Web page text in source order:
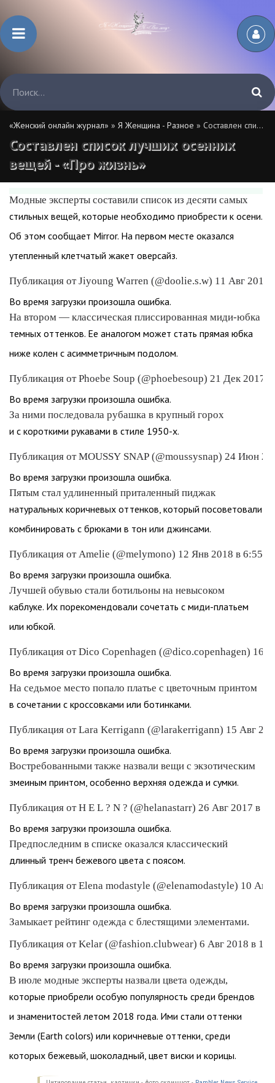
«Женский онлайн журнал» » Я Женщина - Разное » Составлен список лучших осенних вещей - «Про жизнь»
Составлен список лучших осенних
вещей - «Про жизнь»
Модные эксперты составили список из десяти самых
стильных вещей, которые необходимо приобрести к осени.
Об этом сообщает Mirror. На первом месте оказался
утепленный клетчатый жакет оверсайз.
Публикация от Jiyoung Warren (@doolie.s.w) 11 Авг 2018
Во время загрузки произошла ошибка.
На втором — классическая плиссированная миди-юбка
темных оттенков. Ее аналогом может стать прямая юбка
ниже колен с асимметричным подолом.
Публикация от Phoebe Soup (@phoebesoup) 21 Дек 2017 в
Во время загрузки произошла ошибка.
За ними последовала рубашка в крупный горох
и с короткими рукавами в стиле 1950-х.
Публикация от MOUSSY SNAP (@moussysnap) 24 Июн
Во время загрузки произошла ошибка.
Пятым стал удлиненный приталенный пиджак
натуральных коричневых оттенков, который посоветовали
комбинировать с брюками в тон или джинсами.
Публикация от Amelie (@melymono) 12 Янв 2018 в 6:55
Во время загрузки произошла ошибка.
Лучшей обувью стали ботильоны на невысоком
каблуке. Их порекомендовали сочетать с миди-платьем
или юбкой.
Публикация от Dico Copenhagen (@dico.copenhagen) 16
Во время загрузки произошла ошибка.
На седьмое место попало платье с цветочным принтом
в сочетании с кроссовками или ботинками.
Публикация от Lara Kerrigann (@larakerrigann) 15 Авг
Во время загрузки произошла ошибка.
Востребованными также назвали вещи с экзотическим
змеиным принтом, особенно верхняя одежда и сумки.
Публикация от H E L ? N ? (@helanastarr) 26 Авг 2017 в
Во время загрузки произошла ошибка.
Предпоследним в списке оказался классический
длинный тренч бежевого цвета с поясом.
Публикация от Elena modastyle (@elenamodastyle) 10 Авг
Во время загрузки произошла ошибка.
Замыкает рейтинг одежда с блестящими элементами.
Публикация от Kelar (@fashion.clubwear) 6 Авг 2018 в
Во время загрузки произошла ошибка.
В июле модные эксперты назвали цвета одежды,
которые приобрели особую популярность среди брендов
и знаменитостей летом 2018 года. Ими стали оттенки
Земли (Earth colors) или коричневые оттенки, среди
которых бежевый, шоколадный, цвет виски и корицы.